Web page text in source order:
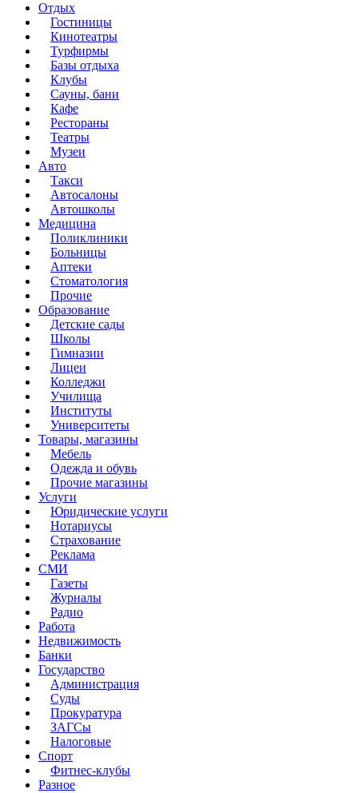
Отдых
Гостиницы
Кинотеатры
Турфирмы
Базы отдыха
Клубы
Сауны, бани
Кафе
Рестораны
Театры
Музеи
Авто
Такси
Автосалоны
Автошколы
Медицина
Поликлиники
Больницы
Аптеки
Стоматология
Прочие
Образование
Детские сады
Школы
Гимназии
Лицеи
Колледжи
Училища
Институты
Университеты
Товары, магазины
Мебель
Одежда и обувь
Прочие магазины
Услуги
Юридические услуги
Нотариусы
Страхование
Реклама
СМИ
Газеты
Журналы
Радио
Работа
Недвижимость
Банки
Государство
Администрация
Суды
Прокуратура
ЗАГСы
Налоговые
Спорт
Фитнес-клубы
Разное